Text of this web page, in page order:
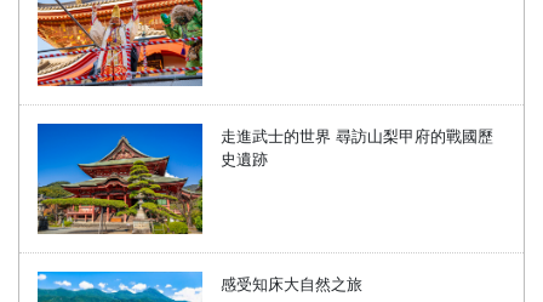
走進武士的世界 尋訪山梨甲府的戰國歷
史遺跡
感受知床大自然之旅